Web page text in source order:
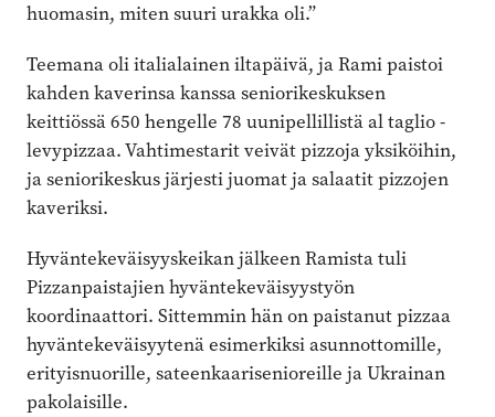
huomasin, miten suuri urakka oli.”
Teemana oli italialainen iltapäivä, ja Rami paistoi
kahden kaverinsa kanssa seniorikeskuksen
keittiössä 650 hengelle 78 uunipellillistä al taglio -
levypizzaa. Vahtimestarit veivät pizzoja yksiköihin,
ja seniorikeskus järjesti juomat ja salaatit pizzojen
kaveriksi.
Hyväntekeväisyyskeikan jälkeen Ramista tuli
Pizzanpaistajien hyväntekeväisyystyön
koordinaattori. Sittemmin hän on paistanut pizzaa
hyväntekeväisyytenä esimerkiksi asunnottomille,
erityisnuorille, sateenkaarisenioreille ja Ukrainan
pakolaisille.